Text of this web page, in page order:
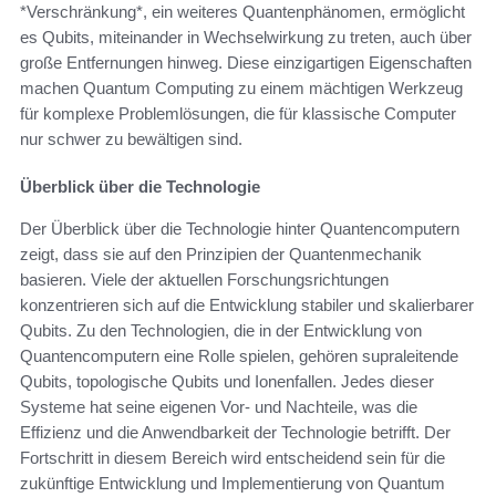
*Verschränkung*, ein weiteres Quantenphänomen, ermöglicht
es Qubits, miteinander in Wechselwirkung zu treten, auch über
große Entfernungen hinweg. Diese einzigartigen Eigenschaften
machen Quantum Computing zu einem mächtigen Werkzeug
für komplexe Problemlösungen, die für klassische Computer
nur schwer zu bewältigen sind.
Überblick über die Technologie
Der Überblick über die Technologie hinter Quantencomputern
zeigt, dass sie auf den Prinzipien der Quantenmechanik
basieren. Viele der aktuellen Forschungsrichtungen
konzentrieren sich auf die Entwicklung stabiler und skalierbarer
Qubits. Zu den Technologien, die in der Entwicklung von
Quantencomputern eine Rolle spielen, gehören supraleitende
Qubits, topologische Qubits und Ionenfallen. Jedes dieser
Systeme hat seine eigenen Vor- und Nachteile, was die
Effizienz und die Anwendbarkeit der Technologie betrifft. Der
Fortschritt in diesem Bereich wird entscheidend sein für die
zukünftige Entwicklung und Implementierung von Quantum